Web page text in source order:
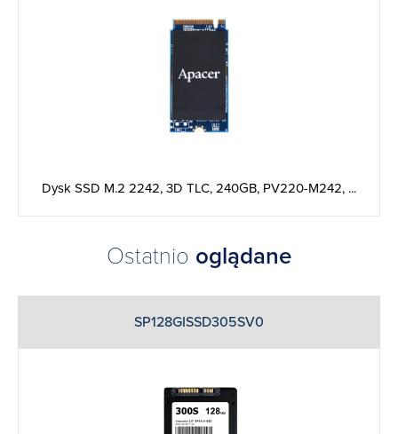
Dysk SSD M.2 2242, 3D TLC, 240GB, PV220-M242, ...
Ostatnio oglądane
SP128GISSD305SV0